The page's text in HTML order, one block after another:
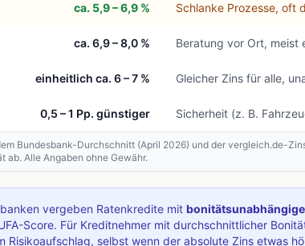
ca. 5,9 – 6,9 % Schlanke Prozesse, oft
ca. 6,9 – 8,0 % Beratung vor Ort, meist
einheitlich ca. 6 – 7 % Gleicher Zins für alle,
0,5 – 1 Pp. günstiger Sicherheit (z. B.
Bundesbank-Durchschnitt (April 2026) und der vergleich.de-
ab. Alle Angaben ohne Gewähr.
vergeben Ratenkredite mit
Score. Für Kreditnehmer mit durchschnittlicher
selbst wenn der absolute Zins etwas